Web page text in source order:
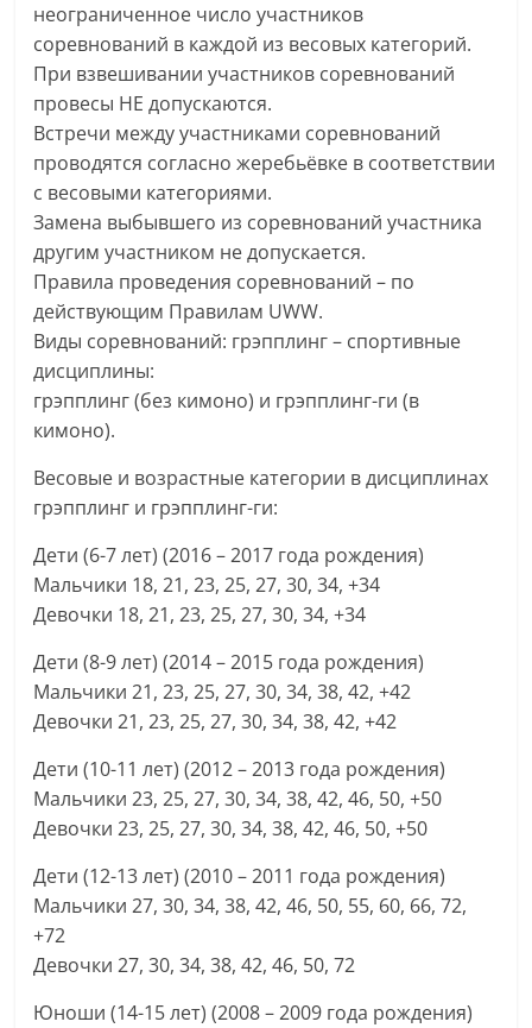
неограниченное число участников
соревнований в каждой из весовых категорий.
При взвешивании участников соревнований
провесы НЕ допускаются.
Встречи между участниками соревнований
проводятся согласно жеребьёвке в соответствии
с весовыми категориями.
Замена выбывшего из соревнований участника
другим участником не допускается.
Правила проведения соревнований – по
действующим Правилам UWW.
Виды соревнований: грэпплинг – спортивные
дисциплины:
грэпплинг (без кимоно) и грэпплинг-ги (в
кимоно).
Весовые и возрастные категории в дисциплинах
грэпплинг и грэпплинг-ги:
Дети (6-7 лет) (2016 – 2017 года рождения)
Мальчики 18, 21, 23, 25, 27, 30, 34, +34
Девочки 18, 21, 23, 25, 27, 30, 34, +34
Дети (8-9 лет) (2014 – 2015 года рождения)
Мальчики 21, 23, 25, 27, 30, 34, 38, 42, +42
Девочки 21, 23, 25, 27, 30, 34, 38, 42, +42
Дети (10-11 лет) (2012 – 2013 года рождения)
Мальчики 23, 25, 27, 30, 34, 38, 42, 46, 50, +50
Девочки 23, 25, 27, 30, 34, 38, 42, 46, 50, +50
Дети (12-13 лет) (2010 – 2011 года рождения)
Мальчики 27, 30, 34, 38, 42, 46, 50, 55, 60, 66, 72,
+72
Девочки 27, 30, 34, 38, 42, 46, 50, 72
Юноши (14-15 лет) (2008 – 2009 года рождения)